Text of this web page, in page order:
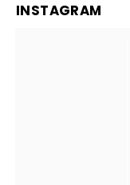
INSTAGRAM